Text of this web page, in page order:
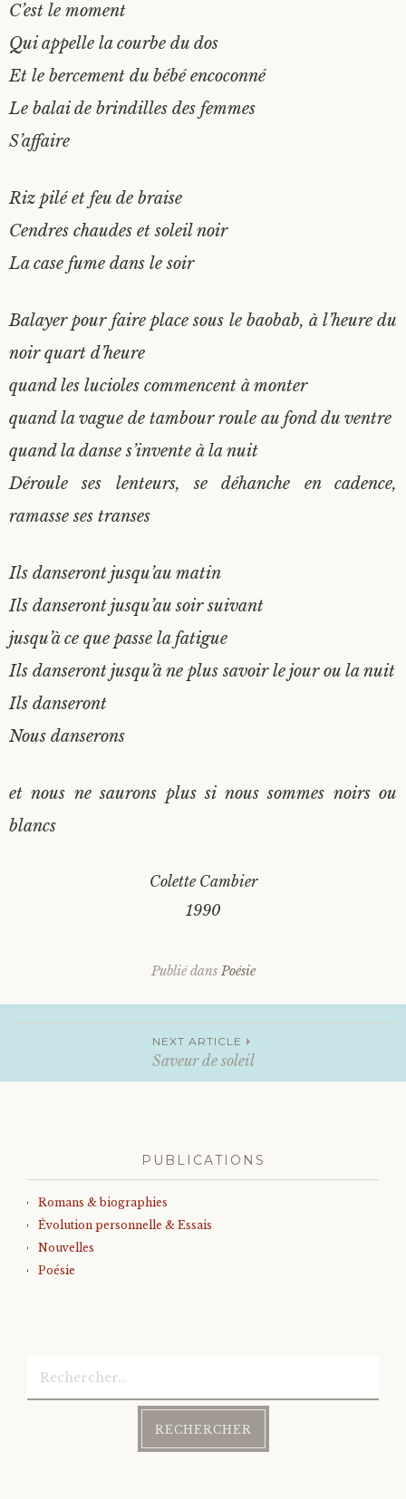
C’est le moment
Qui appelle la courbe du dos
Et le bercement du bébé encoconné
Le balai de brindilles des femmes
S’affaire
Riz pilé et feu de braise
Cendres chaudes et soleil noir
La case fume dans le soir
Balayer pour faire place sous le baobab, à l’heure du
noir quart d’heure
quand les lucioles commencent à monter
quand la vague de tambour roule au fond du ventre
quand la danse s’invente à la nuit
Déroule ses lenteurs, se déhanche en cadence,
ramasse ses transes
Ils danseront jusqu’au matin
Ils danseront jusqu’au soir suivant
jusqu’à ce que passe la fatigue
Ils danseront jusqu’à ne plus savoir le jour ou la nuit
Ils danseront
Nous danserons
et nous ne saurons plus si nous sommes noirs ou
blancs
Colette Cambier
1990
Publié dans Poésie
Navigation
des
NEXT ARTICLE
Saveur de soleil
PUBLICATIONS
Romans & biographies
Évolution personnelle & Essais
Nouvelles
Poésie